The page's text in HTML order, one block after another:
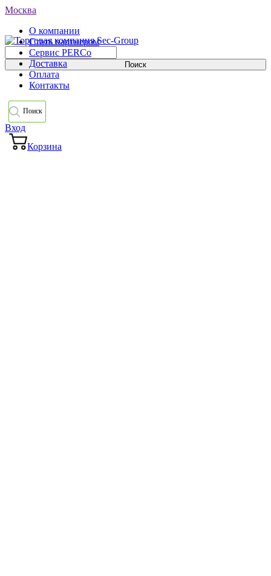
Москва
О компании
Стать партнером
Сервис PERCo
Доставка
Оплата
Контакты
Поиск
Вход
Корзина